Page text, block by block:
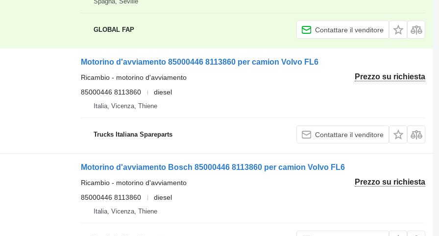
GLOBAL FAP Contattare il venditore
Motorino d'avviamento 85000446 8113860 per camion Volvo FL6
Prezzo su richiesta
Ricambio - motorino d'avviamento
85000446 8113860
diesel
Italia, Vicenza, Thiene
Trucks Italiana Spareparts Contattare il venditore
Motorino d'avviamento Bosch 85000446 8113860 per camion Volvo FL6
Prezzo su richiesta
Ricambio - motorino d'avviamento
85000446 8113860
diesel
Italia, Vicenza, Thiene